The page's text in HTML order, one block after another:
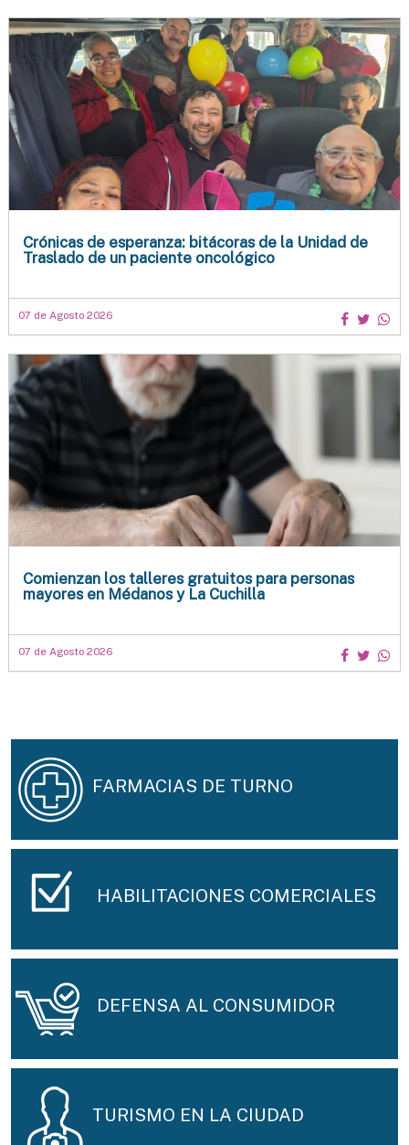
Crónicas de esperanza: bitácoras de la Unidad de
Traslado de un paciente oncológico
07 de Agosto 2026
Comienzan los talleres gratuitos para personas
mayores en Médanos y La Cuchilla
07 de Agosto 2026
FARMACIAS DE TURNO
HABILITACIONES COMERCIALES
DEFENSA AL CONSUMIDOR
TURISMO EN LA CIUDAD